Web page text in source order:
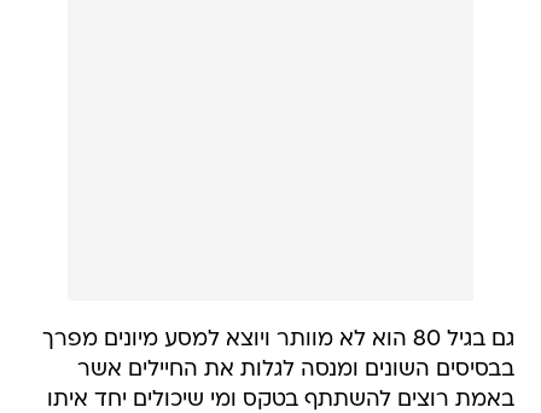
גם בגיל 80 הוא לא מוותר ויוצא למסע מיונים מפרך
בבסיסים השונים ומנסה לגלות את החיילים אשר
באמת רוצים להשתתף בטקס ומי שיכולים יחד איתו